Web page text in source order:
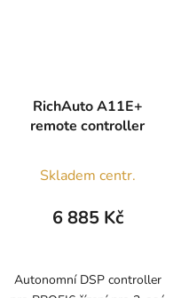
RichAuto A11E+
remote controller
Skladem centr.
6 885 Kč
Autonomní DSP controller